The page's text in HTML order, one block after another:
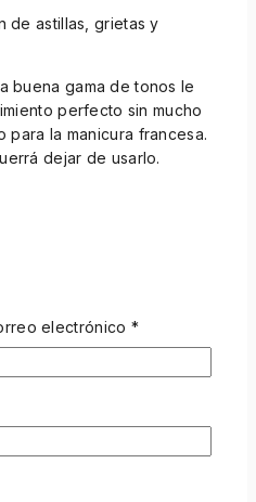
de astillas, grietas y
buena gama de tonos le
perfecto sin mucho
la manicura francesa.
dejar de usarlo.
"F.O.X. Tonal
electrónico *